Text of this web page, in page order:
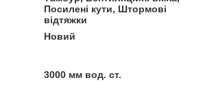
Посилені кути, Штормові
відтяжки
Новий
3000 мм вод. ст.